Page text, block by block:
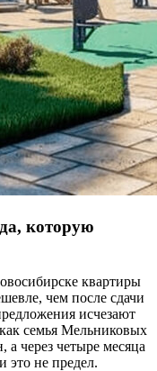
которую
квартиры
чем после сдачи
исчезают
семья Мельниковых
через четыре месяца
это не предел.